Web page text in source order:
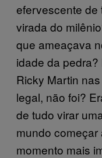
efervescente de
virada do
que ameaçava
idade da
Ricky Martin
legal, não foi?
de tudo virar
mundo
momento mais